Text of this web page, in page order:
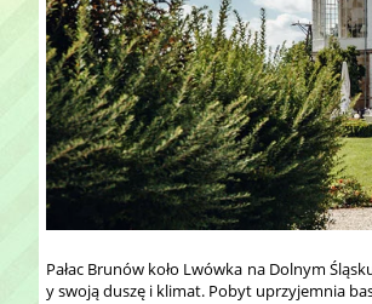
Pałac Brunów koło Lwówka na Dolnym
y swoją duszę i klimat. Pobyt uprzyjemnia